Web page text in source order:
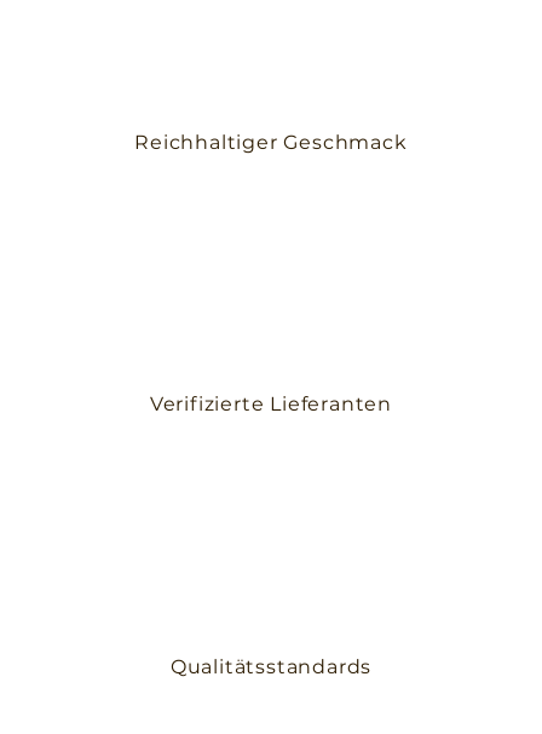
Reichhaltiger Geschmack
Verifizierte Lieferanten
Qualitätsstandards